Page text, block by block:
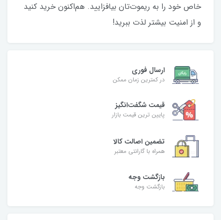
خاص خود را به ریموت‌تان بیافزایید. هم‌اکنون خرید کنید
و از امنیت بیشتر لذت ببرید!
ارسال فوری
در کمترین زمان ممکن
قیمت شگفت‌انگیز
پایین ترین قیمت بازار
تضمین اصالت کالا
همراه با گارانتی معتبر
بازگشت وجه
بازگشت وجه